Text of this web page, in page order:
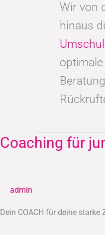
Wir von
hinaus
Coaching für
admin
Dein COACH für deine starke
Coaching